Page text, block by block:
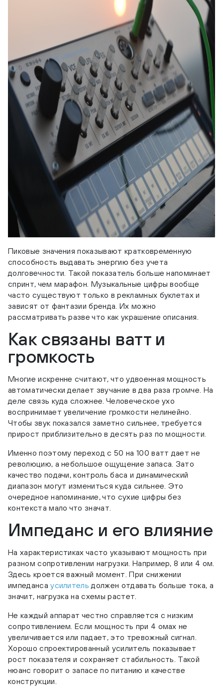
Пиковые значения показывают кратковременную
способность выдавать энергию без учета
долговечности. Такой показатель больше напоминает
спринт, чем марафон. Музыкальные цифры вообще
часто существуют только в рекламных буклетах и
зависят от фантазии бренда. Их можно
рассматривать разве что как украшение описания.
Как связаны ватт и
громкость
Многие искренне считают, что удвоенная мощность
автоматически делает звучание в два раза громче. На
деле связь куда сложнее. Человеческое ухо
воспринимает увеличение громкости нелинейно.
Чтобы звук показался заметно сильнее, требуется
прирост приблизительно в десять раз по мощности.
Именно поэтому переход с 50 на 100 ватт дает не
революцию, а небольшое ощущение запаса. Зато
качество подачи, контроль баса и динамический
диапазон могут измениться куда сильнее. Это
очередное напоминание, что сухие цифры без
контекста мало что значат.
Импеданс и его влияние
На характеристиках часто указывают мощность при
разном сопротивлении нагрузки. Например, 8 или 4 ом.
Здесь кроется важный момент. При снижении
импедансаусилитель должен отдавать больше тока, а
значит, нагрузка на схемы растет.
Не каждый аппарат честно справляется с низким
сопротивлением. Если мощность при 4 омах не
увеличивается или падает, это тревожный сигнал.
Хорошо спроектированный усилитель показывает
рост показателя и сохраняет стабильность. Такой
нюанс говорит о запасе по питанию и качестве
конструкции.